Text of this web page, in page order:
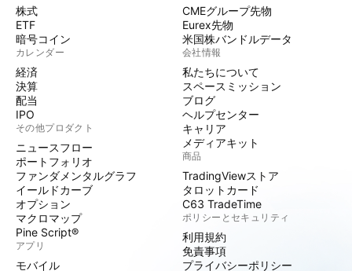
株式
ETF
暗号コイン
カレンダー
経済
決算
配当
IPO
その他プロダクト
ニュースフロー
ポートフォリオ
ファンダメンタルグラフ
イールドカーブ
オプション
マクロマップ
Pine Script®
アプリ
モバイル
CMEグループ先物
Eurex先物
米国株バンドルデータ
会社情報
私たちについて
スペースミッション
ブログ
ヘルプセンター
キャリア
メディアキット
商品
TradingViewストア
タロットカード
C63 TradeTime
ポリシーとセキュリティ
利用規約
免責事項
プライバシーポリシー